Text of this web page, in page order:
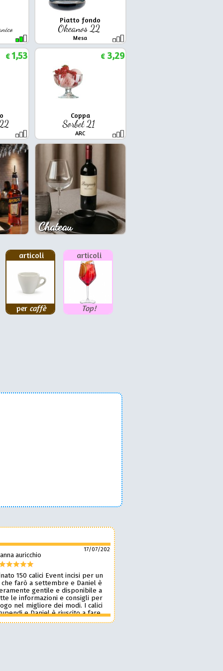
Piatto fondo
Okeanos 22
Mesa
€1,53
Coppa
Sorbet 21
ARC
€3,29
Chateau
articoli
per caffè
articoli
Top!
anna auricchio
17/07/2026
150 calici Event incisi per un
farò a settembre e Daniel è
gentile e disponibile a
le informazioni e consigli per
nel migliore dei modi. I calici
e Daniel è riuscito a fare
giorni accontentandomi.